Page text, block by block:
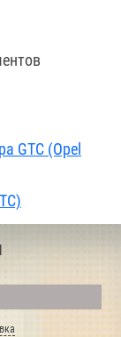
GTC (Opel